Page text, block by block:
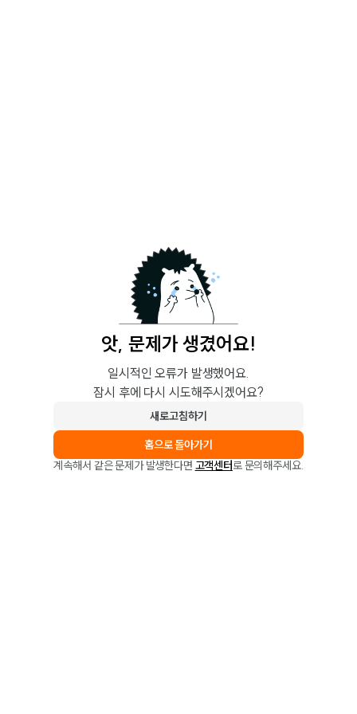
앗, 문제가 생겼어요!
일시적인 오류가 발생했어요.
잠시 후에 다시 시도해주시겠어요?
새로고침하기
홈으로 돌아가기
계속해서 같은 문제가 발생한다면 고객센터로 문의해주세요.